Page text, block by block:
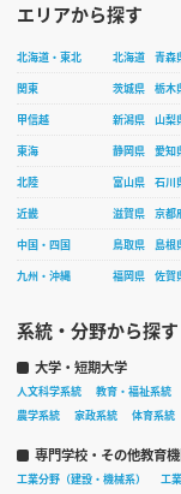
エリアから探す
北海道・東北 北海道 青森
関東
茨城県 栃木
甲信越
新潟県 山梨
東海
静岡県 愛知
北陸
富山県 石川
近畿
滋賀県 京都
中国・四国
鳥取県 島根
九州・沖縄
福岡県 佐賀
系統・分野から探す
大学・短期大学
人文科学系統 教育・福祉系統
農学系統
家政系統 体育系統
専門学校・その他教育
工業分野（建設・機械系） 工